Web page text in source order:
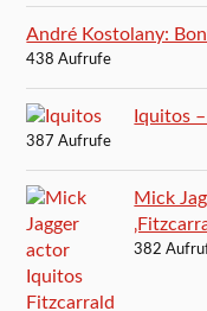
André Kostolany:
438 Aufrufe
Iquitos
387 Aufrufe
Mick
382